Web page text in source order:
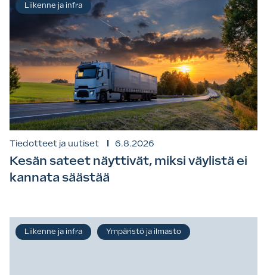
Tiedotteet ja uutiset 6.8.2026
Kesän sateet näyttivät, miksi väylistä ei
kannata säästää
Liikenne ja infra
Liikenne ja infra Ympäristö ja ilmasto